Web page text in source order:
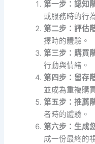
第一步：認知
或服務時的行
第二步：評估
擇時的體驗。
第三步：購買
行動與情緒。
第四步：留存
並成為重複購
第五步：推薦
者時的體驗。
第六步：生成
成一份最終的